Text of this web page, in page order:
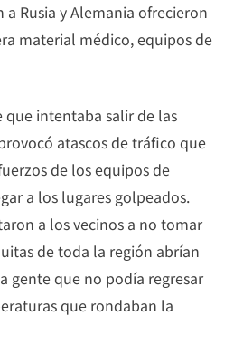
a Rusia y Alemania ofrecieron
material médico, equipos de
que intentaba salir de las
atascos de tráfico que
de los equipos de
a los lugares golpeados.
a los vecinos a no tomar
de toda la región abrían
gente que no podía regresar
que rondaban la